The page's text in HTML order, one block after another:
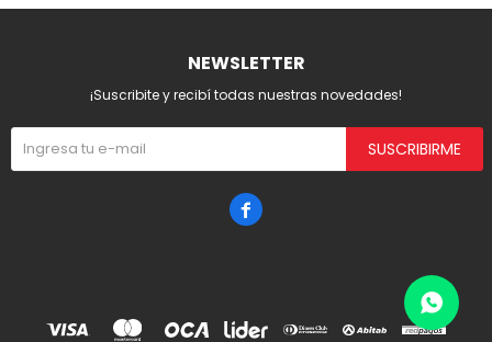
NEWSLETTER
¡Suscribite y recibí todas nuestras novedades!
SUSCRIBIRME
